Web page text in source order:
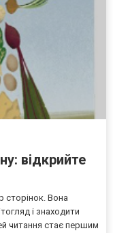
відкрийте
сторінок. Вона
і знаходити
читання стає першим